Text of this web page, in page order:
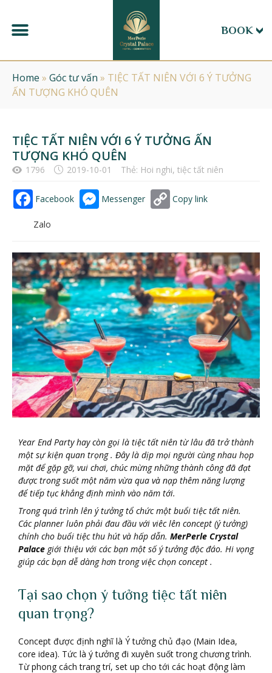
BOOK
Home » Góc tư vấn » TIỆC TẤT NIÊN VỚI 6 Ý TƯỞNG
ẤN TƯỢNG KHÓ QUÊN
TIỆC TẤT NIÊN VỚI 6 Ý TƯỞNG ẤN
TƯỢNG KHÓ QUÊN
1796 2019-10-01 Thẻ: Hoi nghi, tiệc tất niên
Facebook Messenger Copy link
Zalo
Year End Party hay còn gọi là tiệc tất niên từ lâu đã trở thành
một sự kiện quan trọng . Đây là dịp mọi người cùng nhau họp
mặt để gặp gỡ, vui chơi, chúc mừng những thành công đã đạt
được trong suốt một năm vừa qua và nạp thêm năng lượng
để tiếp tục khẳng định mình vào năm tới.
Trong quá trình lên ý tưởng tổ chức một buổi tiệc tất niên.
Các planner luôn phải đau đầu với viêc lên concept (ý tưởng)
chính cho buổi tiệc thu hút và hấp dẫn. MerPerle Crystal
Palace giới thiệu với các bạn một số ý tưởng độc đáo. Hi vọng
giúp các bạn dễ dàng hơn trong việc chọn concept .
Tại sao chọn ý tưởng tiệc tất niên
quan trọng?
Concept được định nghĩ là Ý tưởng chủ đạo (Main Idea,
core idea). Tức là ý tưởng đi xuyên suốt trong chương trình.
Từ phong cách trang trí, set up cho tới các hoạt động làm